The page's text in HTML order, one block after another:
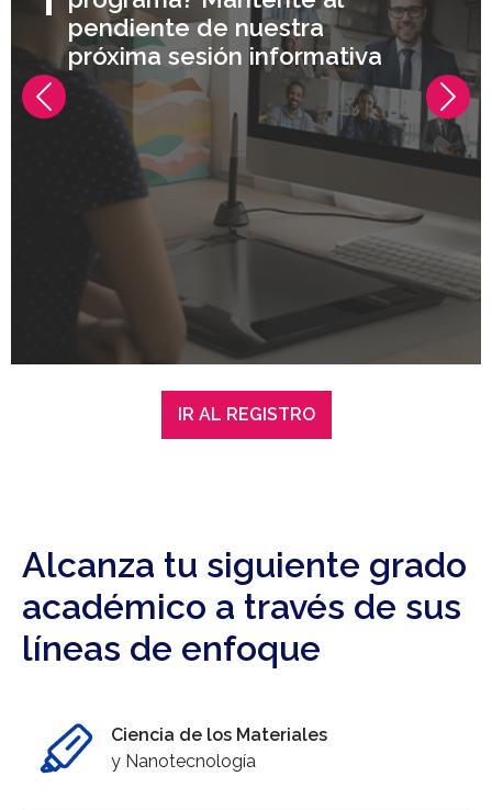
pendiente de nuestra
próxima sesión informativa
IR AL REGISTRO
Previous
Alcanza tu siguiente grado
académico a través de sus
líneas de enfoque
Ciencia de los Materiales
y Nanotecnología